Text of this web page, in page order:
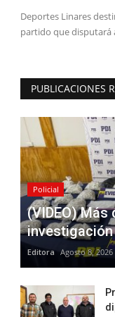
Deportes Linares
partido que disputará
PUBLICACIONES
Policial
(VIDEO) Más
Editora Agosto 8, 2026